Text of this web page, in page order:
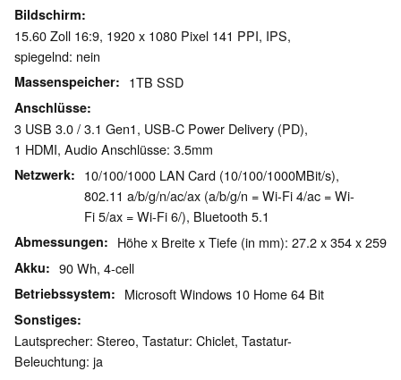
Bildschirm
15.60 Zoll 16:9, 1920 x 1080 Pixel 141 PPI, IPS,
spiegelnd: nein
Massenspeicher 1TB SSD
Anschlüsse
3 USB 3.0 / 3.1 Gen1, USB-C Power Delivery (PD),
1 HDMI, Audio Anschlüsse: 3.5mm
Netzwerk
10/100/1000 LAN Card (10/100/1000MBit/s),
802.11 a/b/g/n/ac/ax (a/b/g/n = Wi-Fi 4/ac = Wi-
Fi 5/ax = Wi-Fi 6/), Bluetooth 5.1
Abmessungen Höhe x Breite x Tiefe (in mm): 27.2 x 354 x 259
Akku 90 Wh, 4-cell
Betriebssystem Microsoft Windows 10 Home 64 Bit
Sonstiges
Lautsprecher: Stereo, Tastatur: Chiclet, Tastatur-
Beleuchtung: ja